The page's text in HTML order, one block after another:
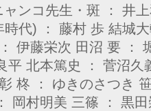
ャンコ先生・斑 ： 井
時代) ： 藤村 歩 結城
伊藤栄次 田沼 要 ：
平 北本篤史 ： 菅沼
柊 ： ゆきのさつき
岡村明美 三篠 ： 黒